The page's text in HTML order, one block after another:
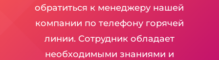
обратиться к менеджеру нашей
компании по телефону горячей
линии. Сотрудник обладает
необходимыми знаниями и